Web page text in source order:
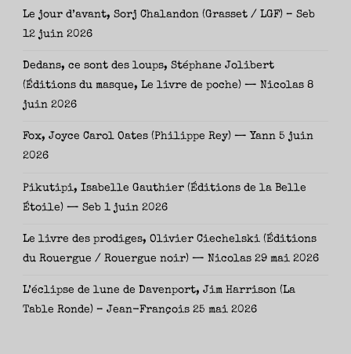
Le jour d’avant, Sorj Chalandon (Grasset / LGF) – Seb
12 juin 2026
Dedans, ce sont des loups, Stéphane Jolibert
(Éditions du masque, Le livre de poche) — Nicolas 8
juin 2026
Fox, Joyce Carol Oates (Philippe Rey) — Yann 5 juin
2026
Pikutipi, Isabelle Gauthier (Éditions de la Belle
Étoile) — Seb 1 juin 2026
Le livre des prodiges, Olivier Ciechelski (Éditions
du Rouergue / Rouergue noir) — Nicolas 29 mai 2026
L’éclipse de lune de Davenport, Jim Harrison (La
Table Ronde) – Jean-François 25 mai 2026